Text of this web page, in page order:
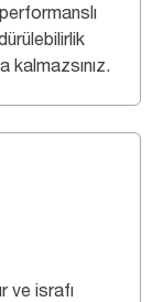
kalmazsınız.
ve israfı